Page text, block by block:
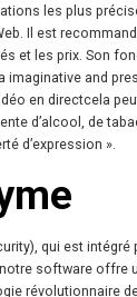
les plus
Il est
les prix. Son
imaginative and
en directcela
d’alcool, de
d’expression ».
qui est
software offre
révolutionnaire